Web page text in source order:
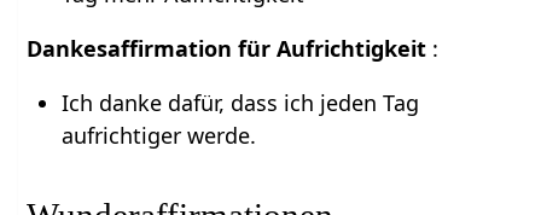
Dankesaffirmation für Aufrichtigkeit :
Ich danke dafür, dass ich jeden Tag
aufrichtiger werde.